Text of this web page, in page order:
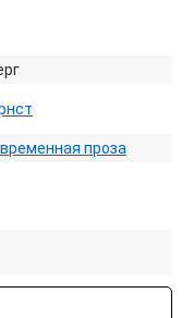
проза